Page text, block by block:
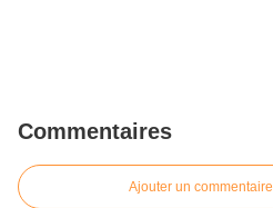
Commentaires
Ajouter un commentaire